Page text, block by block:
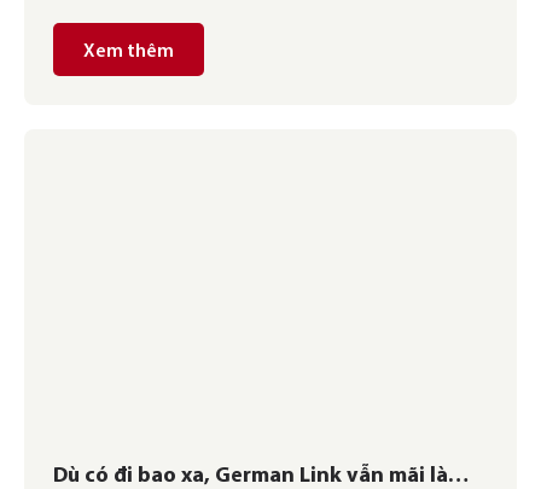
Xem thêm
Dù có đi bao xa, German Link vẫn mãi là